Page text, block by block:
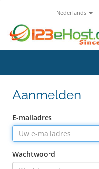
Nederlands
Aanmelden
E-mailadres
Wachtwoord